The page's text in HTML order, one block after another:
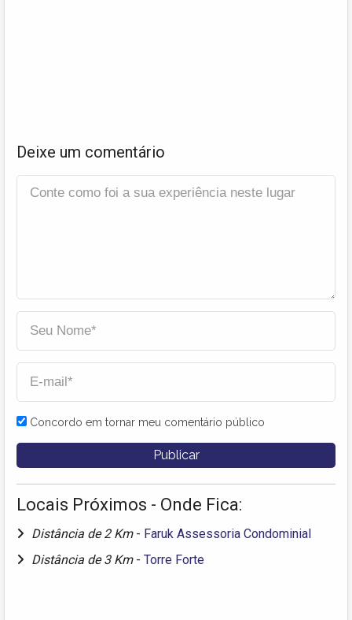
Deixe um comentário
Concordo em tornar meu comentário público
Locais Próximos - Onde Fica:
Distância de 2 Km - Faruk Assessoria Condominial
Distância de 3 Km - Torre Forte